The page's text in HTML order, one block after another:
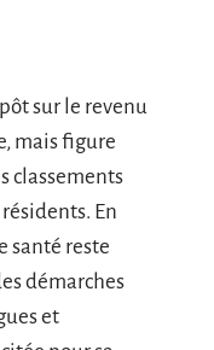
sur le revenu
mais figure
classements
En
santé reste
démarches
et